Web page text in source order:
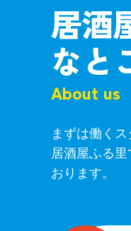
居酒
なと
About us
まずは働く
居酒屋ふる
おります。